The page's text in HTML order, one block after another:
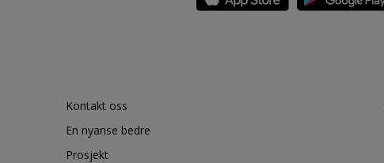
Kontakt oss
En nyanse bedre
Prosjekt